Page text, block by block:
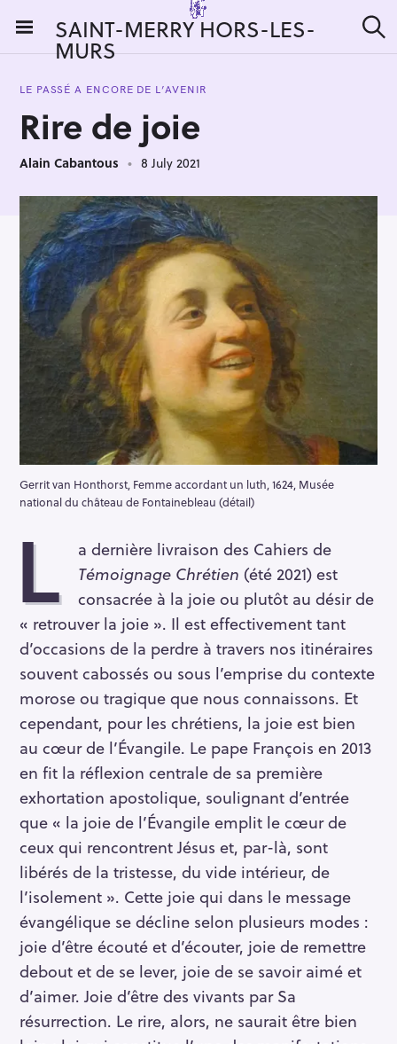
i
SAINT-MERRY HORS-LES-
MURS e
LE PASSÉ A ENCORE DE L’AVENIR
Rire de joie
Alain Cabantous 8 July 2021
Gerrit van Honthorst, Femme accordant un luth, 1624, Musée
national du château de Fontainebleau (détail)
L
a dernière livraison des Cahiers de
Témoignage Chrétien (été 2021) est
consacrée à la joie ou plutôt au désir de
« retrouver la joie ». Il est effectivement tant
d’occasions de la perdre à travers nos itinéraires
souvent cabossés ou sous l’emprise du contexte
morose ou tragique que nous connaissons. Et
cependant, pour les chrétiens, la joie est bien
au cœur de l’Évangile. Le pape François en 2013
en fit la réflexion centrale de sa première
exhortation apostolique, soulignant d’entrée
que « la joie de l’Évangile emplit le cœur de
ceux qui rencontrent Jésus et, par-là, sont
libérés de la tristesse, du vide intérieur, de
l’isolement ». Cette joie qui dans le message
évangélique se décline selon plusieurs modes :
joie d’être écouté et d’écouter, joie de remettre
debout et de se lever, joie de se savoir aimé et
d’aimer. Joie d’être des vivants par Sa
résurrection. Le rire, alors, ne saurait être bien